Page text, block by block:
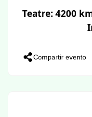
Teatre: 4200
Compartir evento